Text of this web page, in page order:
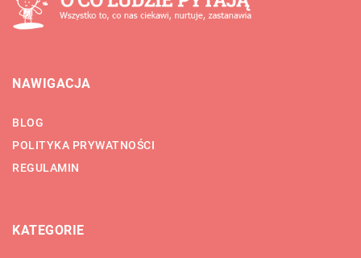
NAWIGACJA
BLOG
POLITYKA PRYWATNOŚCI
REGULAMIN
KATEGORIE